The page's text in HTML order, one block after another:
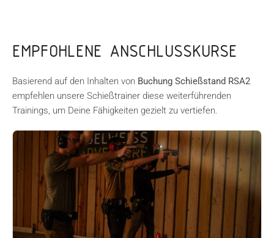
EMPFOHLENE ANSCHLUSSKURSE
Basierend auf den Inhalten von Buchung Schießstand RSA2
empfehlen unsere Schießtrainer diese weiterführenden
Trainings, um Deine Fähigkeiten gezielt zu vertiefen.